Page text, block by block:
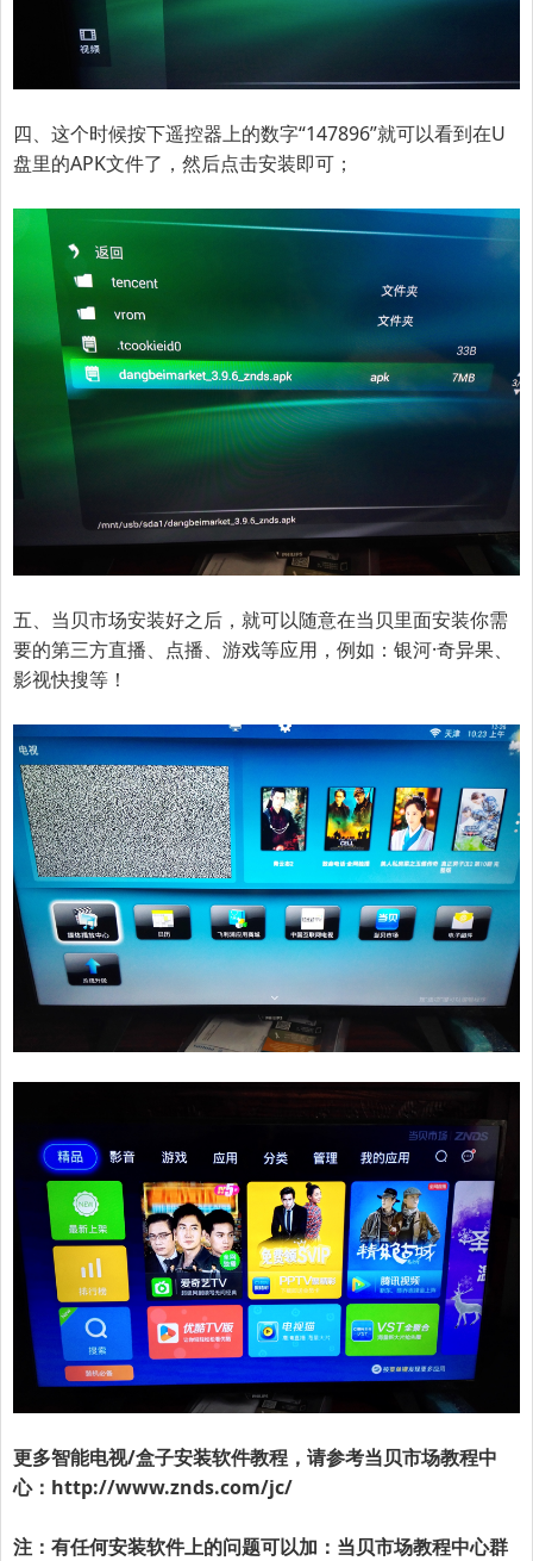
四、这个时候按下遥控器上的数字“147896”就可以看到在U
盘里的APK文件了，然后点击安装即可；
五、当贝市场安装好之后，就可以随意在当贝里面安装你需
要的第三方直播、点播、游戏等应用，例如：银河·奇异果、
影视快搜等！
更多智能电视/盒子安装软件教程，请参考当贝市场教程中
心： http://www.znds.com/jc/
注：有任何安装软件上的问题可以加：当贝市场教程中心群